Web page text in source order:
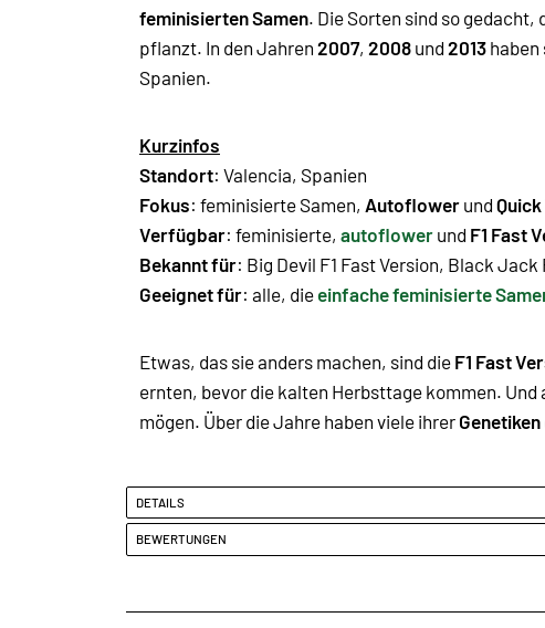
feminisierten Samen. Die Sorten sind so gedacht,
pflanzt. In den Jahren 2007, 2008 und 2013 haben
Spanien.
Kurzinfos
Standort: Valencia, Spanien
Fokus: feminisierte Samen, Autoflower und
Verfügbar: feminisierte, autoflower und F1 Fast
Bekannt für: Big Devil F1 Fast Version, Black Jack
Geeignet für: alle, dieeinfache feminisierte
Etwas, das sie anders machen, sind die F1 Fast
ernten, bevor die kalten Herbsttage kommen.
mögen. Über die Jahre haben viele ihrer Genetiken
DETAILS
BEWERTUNGEN